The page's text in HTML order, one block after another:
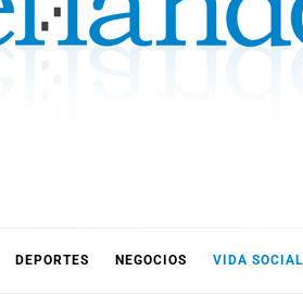
DEPORTES NEGOCIOS VIDA SOCIAL